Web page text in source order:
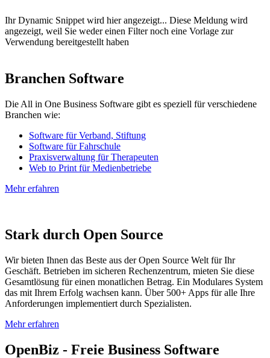
Ihr Dynamic Snippet wird hier angezeigt... Diese Meldung wird
angezeigt, weil Sie weder einen Filter noch eine Vorlage zur
Verwendung bereitgestellt haben
Branchen Software
Die All in One Business Software gibt es speziell für verschiedene
Branchen wie:
Software für Verband, Stiftung
Software für Fahrschule
Praxisverwaltung für Therapeuten
Web to Print für Medienbetriebe
Mehr erfahren
Stark durch Open Source
Wir bieten Ihnen das Beste aus der Open Source Welt für Ihr
Geschäft. Betrieben im sicheren Rechenzentrum, mieten Sie diese
Gesamtlösung für einen monatlichen Betrag. Ein Modulares System
das mit Ihrem Erfolg wachsen kann. Über 500+ Apps für alle Ihre
Anforderungen implementiert durch Spezialisten.
Mehr erfahren
OpenBiz - Freie Business Software